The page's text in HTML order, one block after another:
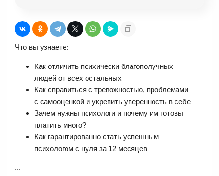
Что вы узнаете:
Как отличить психически благополучных
людей от всех остальных
Как справиться с тревожностью, проблемами
с самооценкой и укрепить уверенность в себе
Зачем нужны психологи и почему им готовы
платить много?
Как гарантированно стать успешным
психологом с нуля за 12 месяцев
...